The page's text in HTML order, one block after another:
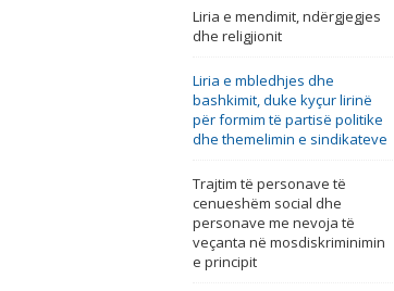
Liria e mendimit, ndërgjegjes
dhe religjionit
Liria e mbledhjes dhe
bashkimit, duke kyçur lirinë
për formim të partisë politike
dhe themelimin e sindikateve
Trajtim të personave të
cenueshëm social dhe
personave me nevoja të
veçanta në mosdiskriminimin
e principit